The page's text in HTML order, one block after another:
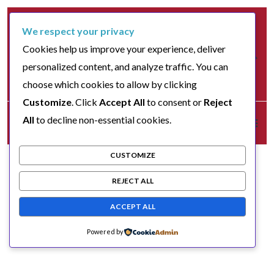
We respect your privacy
Cookies help us improve your experience, deliver
personalized content, and analyze traffic. You can
choose which cookies to allow by clicking
Customize. Click Accept All to consent or Reject
All to decline non-essential cookies.
CUSTOMIZE
REJECT ALL
ACCEPT ALL
Powered by